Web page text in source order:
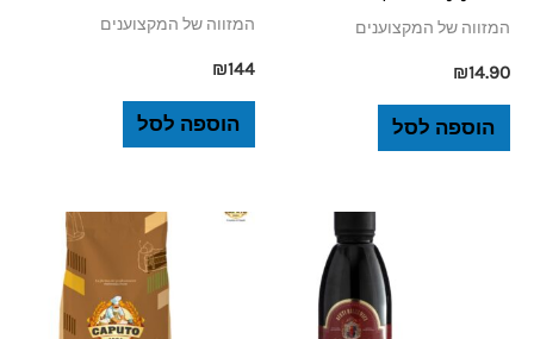
המזווה של המקצוענים
₪14.90
הוספה לסל
המזווה של המקצוענים
₪144
הוספה לסל